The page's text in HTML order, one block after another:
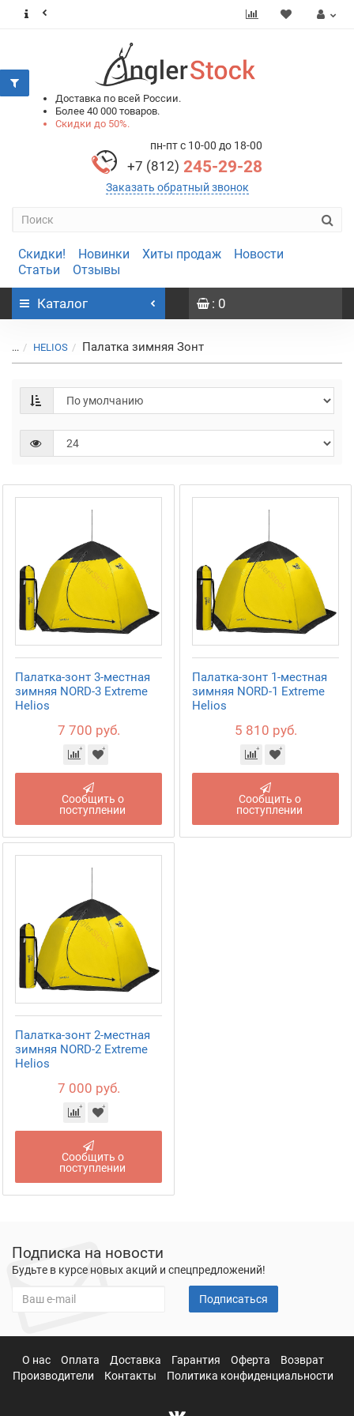
Доставка по всей России.
Более 40 000 товаров.
Скидки до 50%.
пн-пт с 10-00 до 18-00
+7 (812) 245-29-28
Заказать обратный звонок
Скидки! Новинки Хиты продаж
Новости
Статьи
Отзывы
Каталог : 0
... HELIOS Палатка зимняя Зонт
Палатка-зонт 3-местная
зимняя NORD-3 Extreme
Helios
7 700 руб.
Сообщить о
поступлении
Палатка-зонт 1-местная
зимняя NORD-1 Extreme
Helios
5 810 руб.
Сообщить о
поступлении
Палатка-зонт 2-местная
зимняя NORD-2 Extreme
Helios
7 000 руб.
Сообщить о
поступлении
Подписка на новости
Будьте в курсе новых акций и спецпредложений!
Подписаться
О нас Оплата Доставка Гарантия Оферта
Возврат
Производители
Контакты Политика конфиденциальности